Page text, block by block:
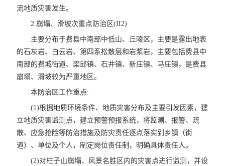
流地质灾害发生。
2.崩塌、滑坡次重点防治区(II2)
主要分布于费县中南部中低山、丘陵区，主要是露出地表
的石灰岩、白云岩、第四系松散层和岩浆岩，主要包括费县中
南部的费城街道、梁邱镇、石井镇、新庄镇、马庄镇，是费县
崩塌、滑坡较为严重地区。
本防治区工作重点:
(1)根据地质环境条件、地质灾害分布及主要引发因素，建
立地质灾害监测点，建立预警预报系统，将监测、报警、疏
散、应急抢险等防治措施及防灾责任逐点落实到乡镇（街
道）、单位及个人，制定岗位责任制，明确具体责任人。
(2)对柱子山崩塌、风景名胜区内的灾害点进行监测，并设